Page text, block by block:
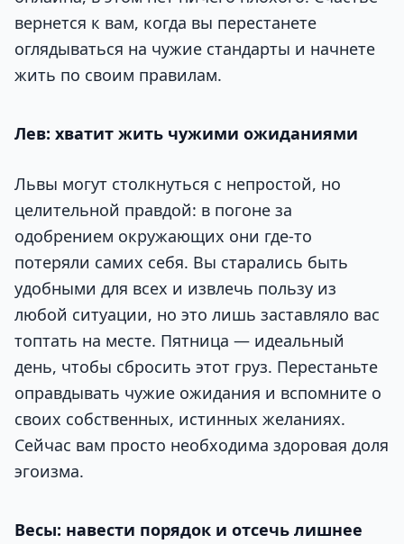
вернется к вам, когда вы перестанете
оглядываться на чужие стандарты и начнете
жить по своим правилам.
Лев: хватит жить чужими ожиданиями
Львы могут столкнуться с непростой, но
целительной правдой: в погоне за
одобрением окружающих они где-то
потеряли самих себя. Вы старались быть
удобными для всех и извлечь пользу из
любой ситуации, но это лишь заставляло вас
топтать на месте. Пятница — идеальный
день, чтобы сбросить этот груз. Перестаньте
оправдывать чужие ожидания и вспомните о
своих собственных, истинных желаниях.
Сейчас вам просто необходима здоровая доля
эгоизма.
Весы: навести порядок и отсечь лишнее